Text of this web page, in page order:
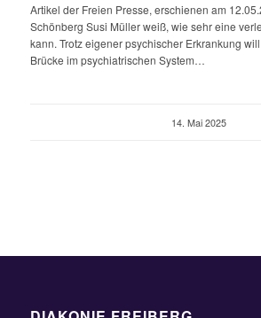
Artikel der Freien Presse, erschienen am
Schönberg Susi Müller weiß, wie sehr eine
kann. Trotz eigener psychischer Erkrankung
Brücke im psychiatrischen System…
14. Mai 2025